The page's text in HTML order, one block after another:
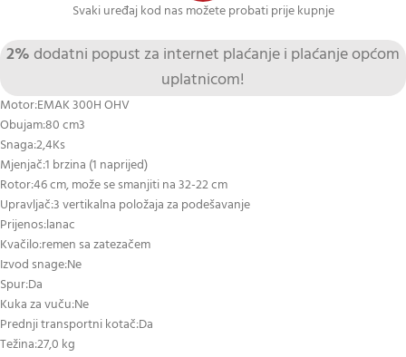
Svaki uređaj kod nas možete probati prije kupnje
2% dodatni popust za internet plaćanje i plaćanje općom
uplatnicom!
Motor:EMAK 300H OHV
Obujam:80 cm3
Snaga:2,4Ks
Mjenjač:1 brzina (1 naprijed)
Rotor:46 cm, može se smanjiti na 32-22 cm
Upravljač:3 vertikalna položaja za podešavanje
Prijenos:lanac
Kvačilo:remen sa zatezačem
Izvod snage:Ne
Spur:Da
Kuka za vuču:Ne
Prednji transportni kotač:Da
Težina:27,0 kg